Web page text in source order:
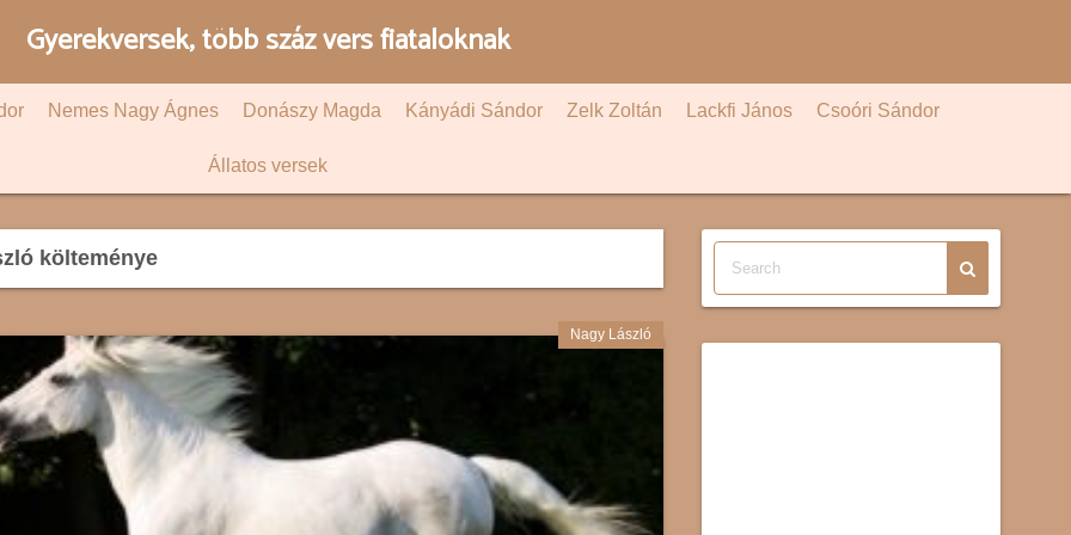
Gyerekversek, több száz vers fiataloknak
Nemes Nagy Ágnes Donászy Magda Kányádi Sándor Zelk Zoltán Lackfi János Csoóri Sándor
Állatos versek
költeménye
Nagy László